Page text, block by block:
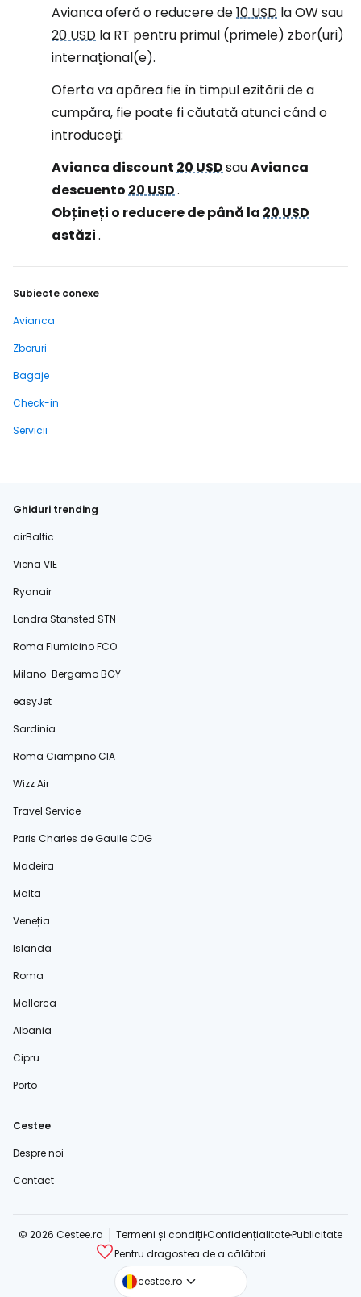
Avianca oferă o reducere de10 USD la OW sau
20 USD la RT pentru primul (primele) zbor(uri)
internațional(e).
Oferta va apărea fie în timpul ezitării de a
cumpăra, fie poate fi căutată atunci când o
introduceți:
Avianca discount20 USDsauAvianca
descuento20 USD.
Obțineți o reducere de până la20 USD
astăzi.
Subiecte conexe
Avianca
Zboruri
Bagaje
Check-in
Servicii
Ghiduri trending
airBaltic
Viena VIE
Ryanair
Londra Stansted STN
Roma Fiumicino FCO
Milano-Bergamo BGY
easyJet
Sardinia
Roma Ciampino CIA
Wizz Air
Travel Service
Paris Charles de Gaulle CDG
Madeira
Malta
Veneția
Islanda
Roma
Mallorca
Albania
Cipru
Porto
Cestee
Despre noi
Contact
© 2026 Cestee.ro Termeni și condițiiConfidențialitatePublicitate
Pentru dragostea de a călători
cestee.ro
cestee.com